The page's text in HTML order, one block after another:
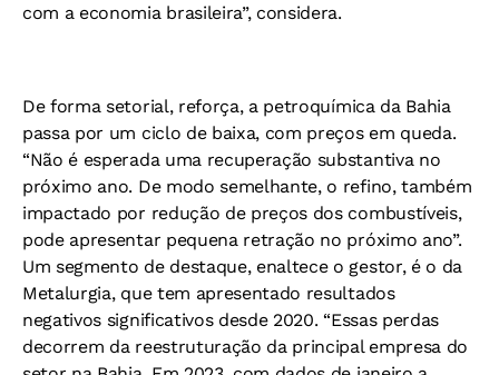
com a economia brasileira”, considera.
De forma setorial, reforça, a petroquímica da Bahia
passa por um ciclo de baixa, com preços em queda.
“Não é esperada uma recuperação substantiva no
próximo ano. De modo semelhante, o refino, também
impactado por redução de preços dos combustíveis,
pode apresentar pequena retração no próximo ano”.
Um segmento de destaque, enaltece o gestor, é o da
Metalurgia, que tem apresentado resultados
negativos significativos desde 2020. “Essas perdas
decorrem da reestruturação da principal empresa do